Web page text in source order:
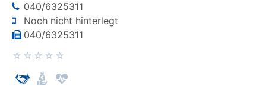
040/6325311
Noch nicht hinterlegt
040/6325311